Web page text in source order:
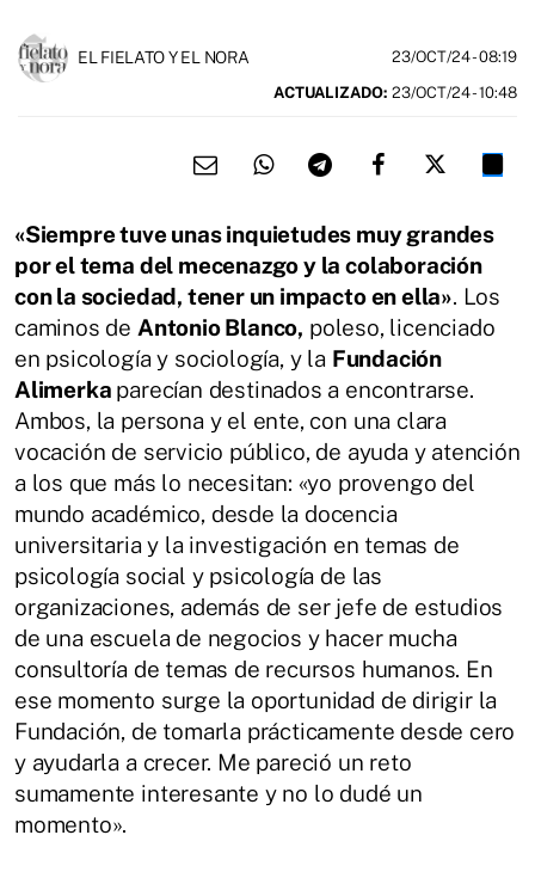
EL FIELATO Y EL NORA 23/OCT/24- 08:19
ACTUALIZADO: 23/OCT/24 - 10:48
«Siempre tuve unas inquietudes muy grandes
por el tema del mecenazgo y la colaboración
con la sociedad, tener un impacto en ella». Los
caminos de Antonio Blanco, poleso, licenciado
en psicología y sociología, y la Fundación
Alimerka parecían destinados a encontrarse.
Ambos, la persona y el ente, con una clara
vocación de servicio público, de ayuda y atención
a los que más lo necesitan: «yo provengo del
mundo académico, desde la docencia
universitaria y la investigación en temas de
psicología social y psicología de las
organizaciones, además de ser jefe de estudios
de una escuela de negocios y hacer mucha
consultoría de temas de recursos humanos. En
ese momento surge la oportunidad de dirigir la
Fundación, de tomarla prácticamente desde cero
y ayudarla a crecer. Me pareció un reto
sumamente interesante y no lo dudé un
momento».